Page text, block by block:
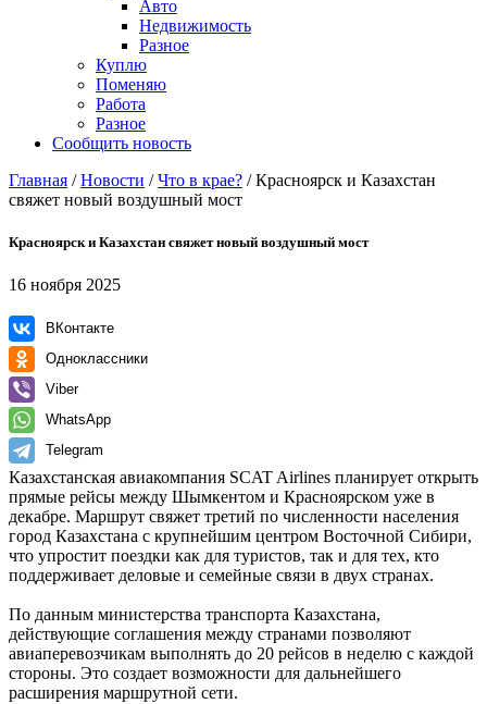
Авто
Недвижимость
Разное
Куплю
Поменяю
Работа
Разное
Сообщить новость
Главная /Новости /Что в крае? /Красноярск и Казахстан
свяжет новый воздушный мост
Красноярск и Казахстан свяжет новый воздушный мост
16 ноября 2025
ВКонтакте
Одноклассники
Viber
WhatsApp
Telegram
Казахстанская авиакомпания SCAT Airlines планирует открыть
прямые рейсы между Шымкентом и Красноярском уже в
декабре. Маршрут свяжет третий по численности населения
город Казахстана с крупнейшим центром Восточной Сибири,
что упростит поездки как для туристов, так и для тех, кто
поддерживает деловые и семейные связи в двух странах.
По данным министерства транспорта Казахстана,
действующие соглашения между странами позволяют
авиаперевозчикам выполнять до 20 рейсов в неделю с каждой
стороны. Это создает возможности для дальнейшего
расширения маршрутной сети.